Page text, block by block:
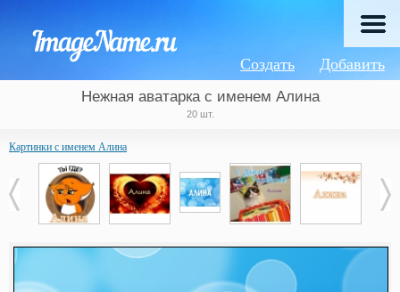
Добавить
Создать
Нежная аватарка с именем Алина
20 шт.
Картинки с именем Алина